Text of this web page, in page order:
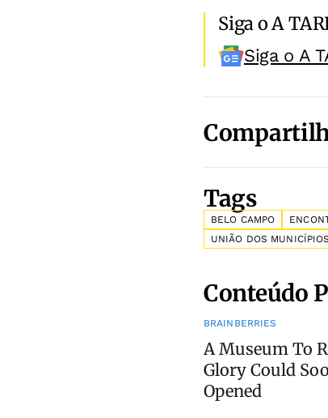
Siga o A
Siga o A
Tags
BELO CAMPO
UNIÃO DOS